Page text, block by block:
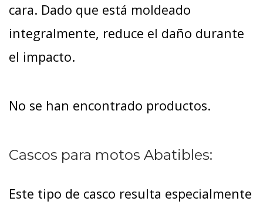
cara. Dado que está moldeado
integralmente, reduce el daño durante
el impacto.
No se han encontrado productos.
Cascos para motos Abatibles:
Este tipo de casco resulta especialmente